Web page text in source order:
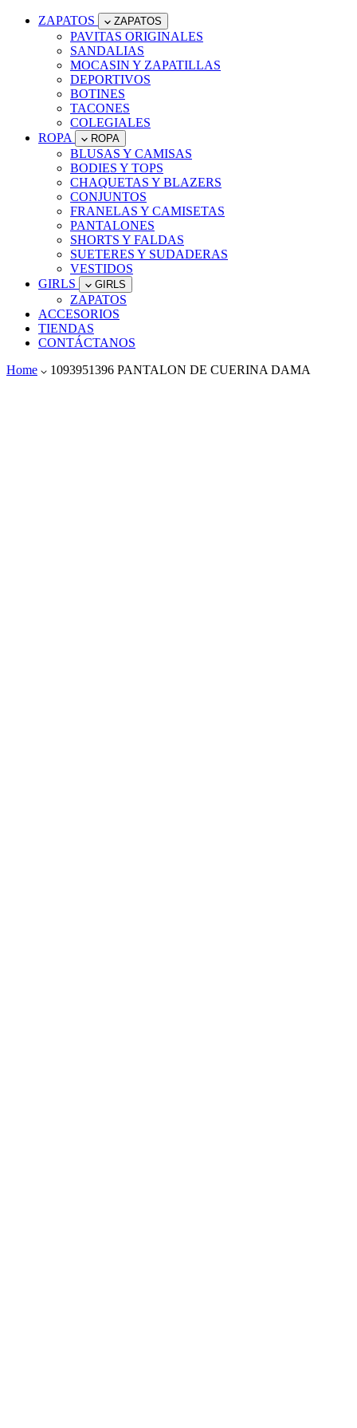
ZAPATOS ZAPATOS
PAVITAS ORIGINALES
SANDALIAS
MOCASIN Y ZAPATILLAS
DEPORTIVOS
BOTINES
TACONES
COLEGIALES
ROPA
ROPA
BLUSAS Y CAMISAS
BODIES Y TOPS
CHAQUETAS Y BLAZERS
CONJUNTOS
FRANELAS Y CAMISETAS
PANTALONES
SHORTS Y FALDAS
SUETERES Y SUDADERAS
VESTIDOS
GIRLS
GIRLS
ZAPATOS
ACCESORIOS
TIENDAS
CONTÁCTANOS
Home
1093951396 PANTALON DE CUERINA DAMA